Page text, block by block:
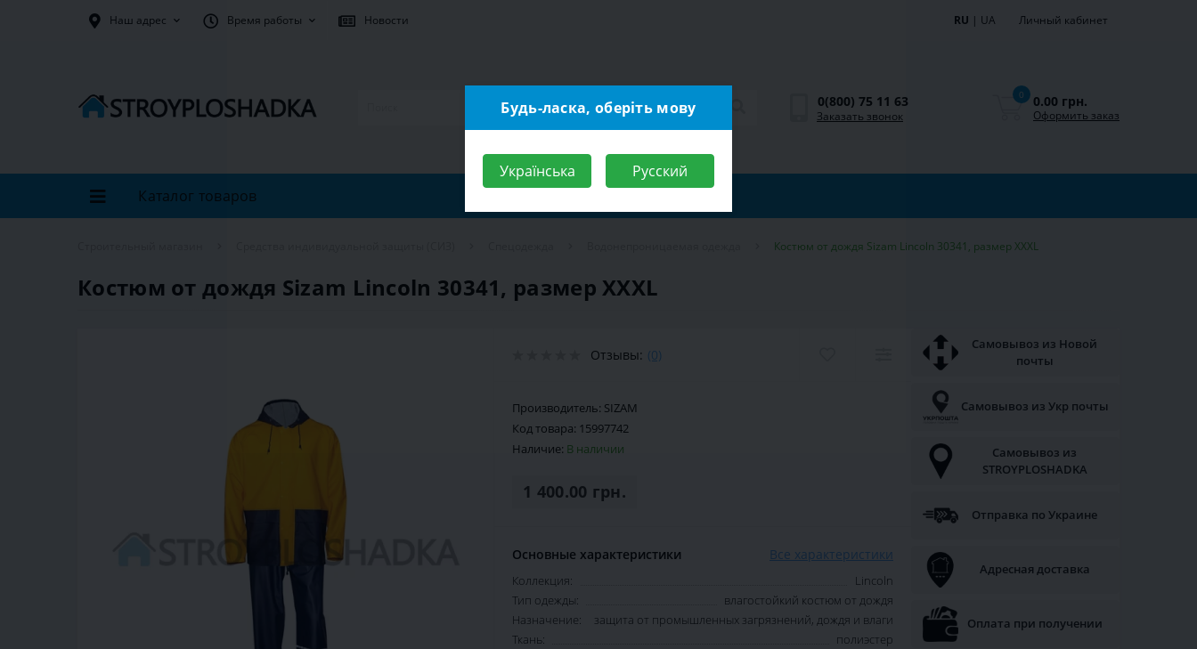
Наш адрес Время работы Новости RU | UA Личный кабинет
0(800) 75 11 63
Заказать звонок
0 0.00 грн.
Оформить заказ
Каталог товаров
Костюм от дождя Sizam Lincoln 30341, размер XXXL
Костюм от дождя Sizam Lincoln 30341, размер XXXL
Отзывы: (0)
Производитель: SIZAM
Код товара: 15997742
Наличие: В наличии
1 400.00 грн.
Основные характеристики Все характеристики
Коллекция:
Lincoln
Тип одежды:
влагостойкий костюм от дождя
Назначение:
защита от промышленных загрязнений, дождя и влаги
Ткань:
полиэстер
Самовывоз из Новой
почты
Самовывоз из Укр почты
Самовывоз из
STROYPLOSHADKA
Отправка по Украине
Адресная доставка
Оплата при получении
Будь-ласка, оберіть мову
Українська Русский